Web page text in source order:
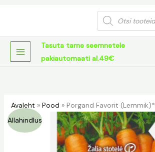
Products
search
Tasuta tarne seemnetele
pakiautomaati al.49€
Avaleht » Pood » Porgand Favorit (Lemmik)*
Allahindlus
Algne
hind
Praegune
hind
Porgand
Favorit